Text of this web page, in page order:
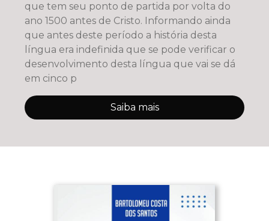
que tem seu ponto de partida por volta do
ano 1500 antes de Cristo. Informando ainda
que antes deste período a história desta
língua era indefinida que se pode verificar o
desenvolvimento desta língua que vai se dá
em cinco p
Saiba mais